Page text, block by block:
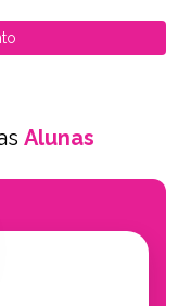
Alunas